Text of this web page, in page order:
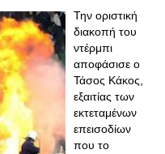
Την οριστική
διακοπή του
ντέρμπι
αποφάσισε ο
Τάσος Κάκος,
εξαιτίας των
εκτεταμένων
επεισοδίων
που το